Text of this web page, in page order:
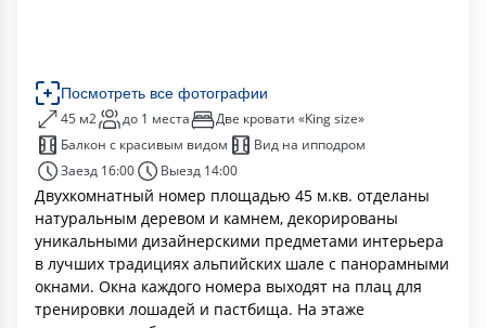
Посмотреть все фотографии
45 м2 до 1 места
Две кровати «King size»
Балкон с красивым видом
Вид на ипподром
Заезд 16:00
Выезд 14:00
Двухкомнатный номер площадью 45 м.кв. отделаны
натуральным деревом и камнем, декорированы
уникальными дизайнерскими предметами интерьера
в лучших традициях альпийских шале с панорамными
окнами. Окна каждого номера выходят на плац для
тренировки лошадей и пастбища. На этаже